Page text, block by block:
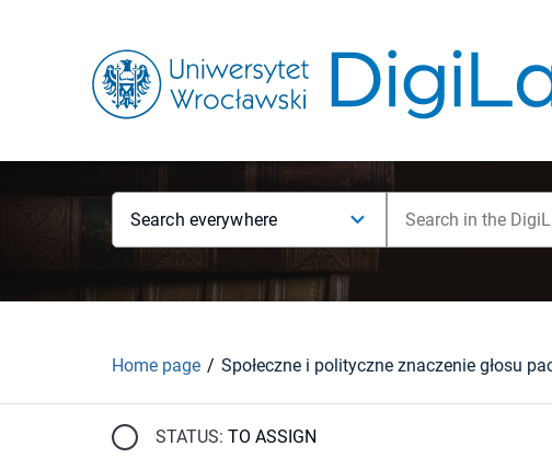
Search everywhere
Home page
STATUS: TO ASSIGN